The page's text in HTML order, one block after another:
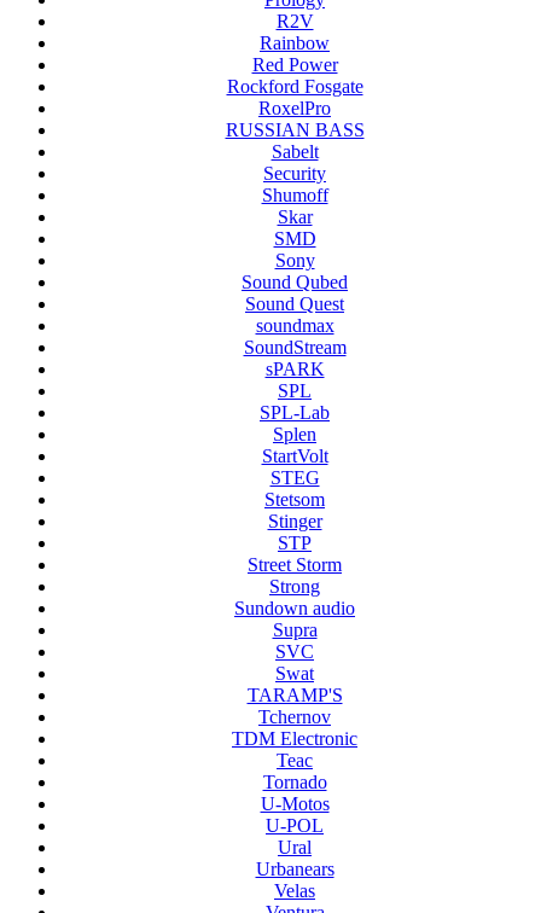
R2V
Rainbow
Red Power
Rockford Fosgate
RoxelPro
RUSSIAN BASS
Sabelt
Security
Shumoff
Skar
SMD
Sony
Sound Qubed
Sound Quest
soundmax
SoundStream
sPARK
SPL
SPL-Lab
Splen
StartVolt
STEG
Stetsom
Stinger
STP
Street Storm
Strong
Sundown audio
Supra
SVC
Swat
TARAMP'S
Tchernov
TDM Electronic
Teac
Tornado
U-Motos
U-POL
Ural
Urbanears
Velas